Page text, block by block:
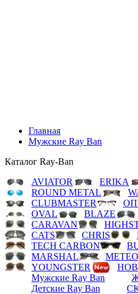
Главная
Мужские Ray Ban
Каталог Ray-Ban
AVIATOR
ERIKA
ROUND METAL
CLUBMASTER
OVAL
BLAZE
CARAVAN
CATS
CHRIS
TECH CARBON
MARSHAL
YOUNGSTER
Мужские Ray Ban
Детские Ray Ban